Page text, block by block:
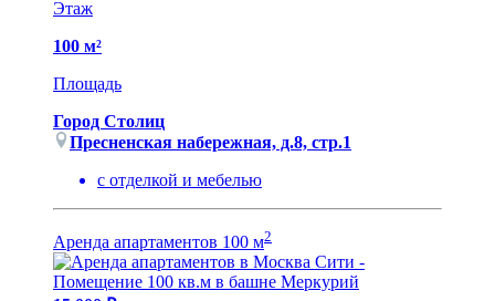
Этаж
100 м²
Площадь
Город Столиц
Пресненская набережная, д.8, cтр.1
с отделкой и мебелью
Аренда апартаментов 100 м2